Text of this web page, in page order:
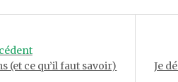
(et ce qu’il faut savoir)
Je